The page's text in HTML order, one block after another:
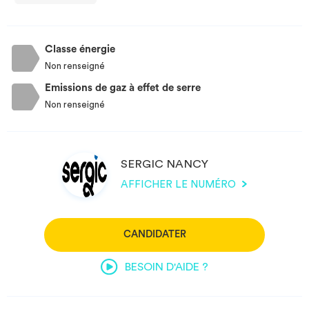
Classe énergie
Non renseigné
Emissions de gaz à effet de serre
Non renseigné
SERGIC NANCY
AFFICHER LE NUMÉRO
CANDIDATER
BESOIN D'AIDE ?